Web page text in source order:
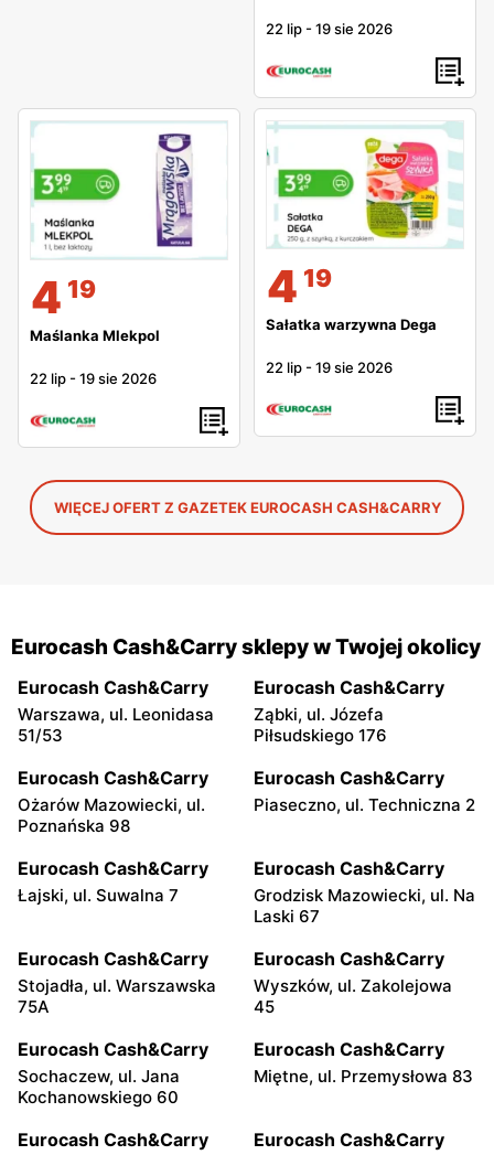
22 lip -19 sie 2026
4 19
Maślanka Mlekpol
22 lip -19 sie 2026
4 19
Sałatka warzywna Dega
22 lip -19 sie 2026
WIĘCEJ OFERT Z GAZETEK EUROCASH CASH&CARRY
Eurocash Cash&Carry sklepy w Twojej okolicy
Eurocash Cash&Carry
Warszawa, ul. Leonidasa
51/53
Eurocash Cash&Carry
Ząbki, ul. Józefa
Piłsudskiego 176
Eurocash Cash&Carry
Ożarów Mazowiecki, ul.
Poznańska 98
Eurocash Cash&Carry
Piaseczno, ul. Techniczna 2
Eurocash Cash&Carry
Łajski, ul. Suwalna 7
Eurocash Cash&Carry
Grodzisk Mazowiecki, ul. Na
Laski 67
Eurocash Cash&Carry
Stojadła, ul. Warszawska
75A
Eurocash Cash&Carry
Wyszków, ul. Zakolejowa
45
Eurocash Cash&Carry
Sochaczew, ul. Jana
Kochanowskiego 60
Eurocash Cash&Carry
Miętne, ul. Przemysłowa 83
Eurocash Cash&Carry Eurocash Cash&Carry